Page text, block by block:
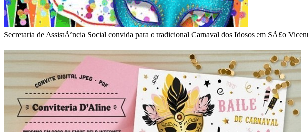
Secretaria de AssistÃªncia Social convida para o tradicional Carnaval dos Idosos em SÃ£o